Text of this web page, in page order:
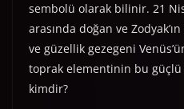
sembolü olarak bilinir. 21
arasında doğan ve
ve güzellik gezegeni
toprak elementinin bu
kimdir?